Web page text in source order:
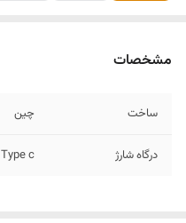
مشخصات
ساخت چین
درگاه شارژ Type c